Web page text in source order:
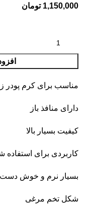
1,150,000 تومان
مناسب برای کرم پودر
دارای منافذ باز
کیفیت بسیار بالا
کاربردی برای
بسیار نرم و خوش دست
شکل تخم مرغی